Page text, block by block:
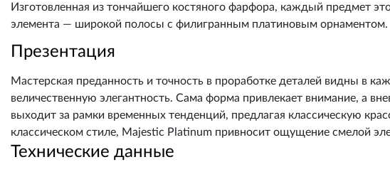
Изготовленная из тончайшего костяного фарфора, каждый предмет
элемента — широкой полосы с филигранным платиновым орнаментом.
Презентация
Мастерская преданность и точность в проработке деталей видны в
величественную элегантность. Сама форма привлекает внимание, а
выходит за рамки временных тенденций, предлагая классическую
классическом стиле, Majestic Platinum привносит ощущение смелой
Технические данные